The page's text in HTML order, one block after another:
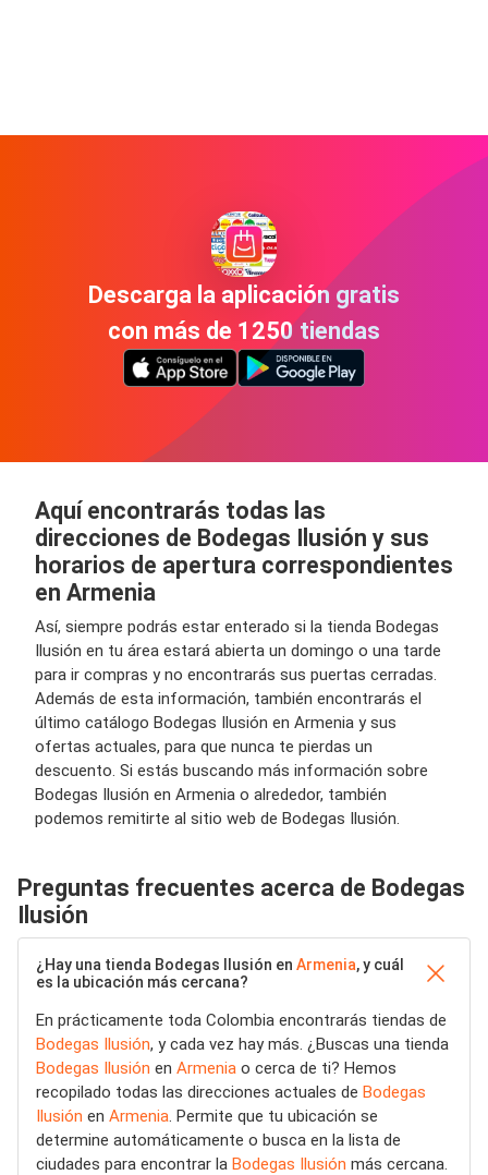
Descarga la aplicación gratis
con más de 1250 tiendas
Aquí encontrarás todas las
direcciones de Bodegas Ilusión y sus
horarios de apertura correspondientes
en Armenia
Así, siempre podrás estar enterado si la tienda Bodegas
Ilusión en tu área estará abierta un domingo o una tarde
para ir compras y no encontrarás sus puertas cerradas.
Además de esta información, también encontrarás el
último catálogo Bodegas Ilusión en Armenia y sus
ofertas actuales, para que nunca te pierdas un
descuento. Si estás buscando más información sobre
Bodegas Ilusión en Armenia o alrededor, también
podemos remitirte al sitio web de Bodegas Ilusión.
Preguntas frecuentes acerca de Bodegas
Ilusión
¿Hay una tienda Bodegas Ilusión en Armenia, y cuál
es la ubicación más cercana?
En prácticamente toda Colombia encontrarás tiendas de
Bodegas Ilusión, y cada vez hay más. ¿Buscas una tienda
Bodegas Ilusión en Armenia o cerca de ti? Hemos
recopilado todas las direcciones actuales de Bodegas
Ilusión en Armenia. Permite que tu ubicación se
determine automáticamente o busca en la lista de
ciudades para encontrar la Bodegas Ilusión más cercana.